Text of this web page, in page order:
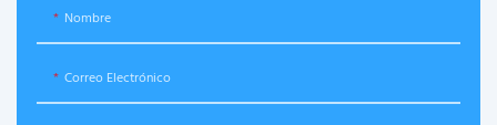
Nombre
Correo Electrónico